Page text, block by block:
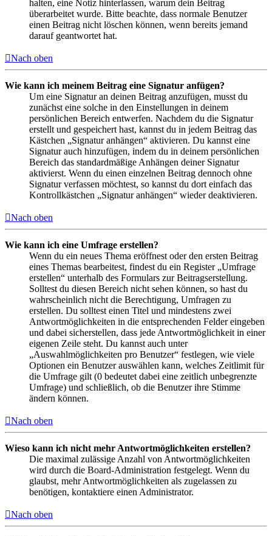
halten, eine Notiz hinterlassen, warum dein Beitrag
überarbeitet wurde. Bitte beachte, dass normale Benutzer
einen Beitrag nicht löschen können, wenn bereits jemand
darauf geantwortet hat.
Nach oben
Wie kann ich meinem Beitrag eine Signatur anfügen?
Um eine Signatur an deinen Beitrag anzufügen, musst du
zunächst eine solche in den Einstellungen in deinem
persönlichen Bereich entwerfen. Nachdem du die Signatur
erstellt und gespeichert hast, kannst du in jedem Beitrag das
Kästchen „Signatur anhängen“ aktivieren. Du kannst eine
Signatur auch hinzufügen, indem du in deinem persönlichen
Bereich das standardmäßige Anhängen deiner Signatur
aktivierst. Wenn du einen einzelnen Beitrag dennoch ohne
Signatur verfassen möchtest, so kannst du dort einfach das
Kontrollkästchen „Signatur anhängen“ wieder deaktivieren.
Nach oben
Wie kann ich eine Umfrage erstellen?
Wenn du ein neues Thema eröffnest oder den ersten Beitrag
eines Themas bearbeitest, findest du ein Register „Umfrage
erstellen“ unterhalb des Formulars zur Beitragserstellung.
Solltest du diesen Bereich nicht sehen können, so hast du
wahrscheinlich nicht die Berechtigung, Umfragen zu
erstellen. Du solltest einen Titel und mindestens zwei
Antwortmöglichkeiten in die entsprechenden Felder eingeben
und dabei sicherstellen, dass jede Antwortmöglichkeit in einer
eigenen Zeile steht. Du kannst auch unter
„Auswahlmöglichkeiten pro Benutzer“ festlegen, wie viele
Optionen ein Benutzer auswählen kann, welches Zeitlimit für
die Umfrage gilt (0 bedeutet dabei eine zeitlich unbegrenzte
Umfrage) und schließlich, ob die Benutzer ihre Stimme
ändern können.
Nach oben
Wieso kann ich nicht mehr Antwortmöglichkeiten erstellen?
Die maximal zulässige Anzahl von Antwortmöglichkeiten
wird durch die Board-Administration festgelegt. Wenn du
glaubst, mehr Antwortmöglichkeiten als zugelassen zu
benötigen, kontaktiere einen Administrator.
Nach oben